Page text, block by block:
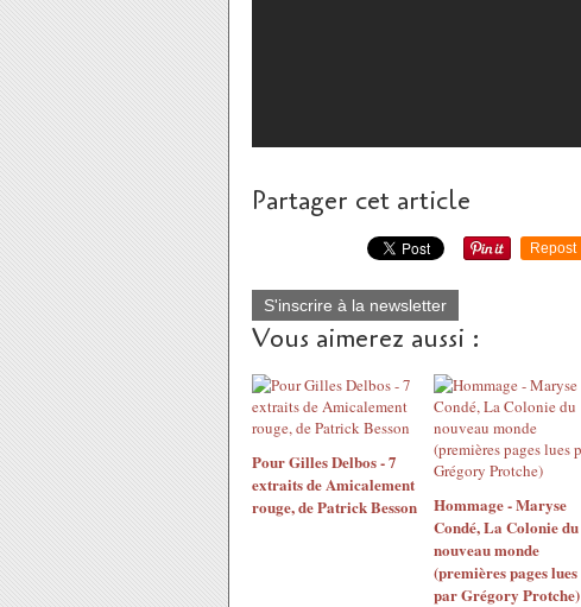
Partager cet article
Repost
S'inscrire à la newsletter
Vous aimerez aussi :
Pour Gilles Delbos - 7
extraits de Amicalement
rouge, de Patrick Besson
Hommage - Maryse
Condé, La Colonie du
nouveau monde
(premières pages lues
par Grégory Protche)